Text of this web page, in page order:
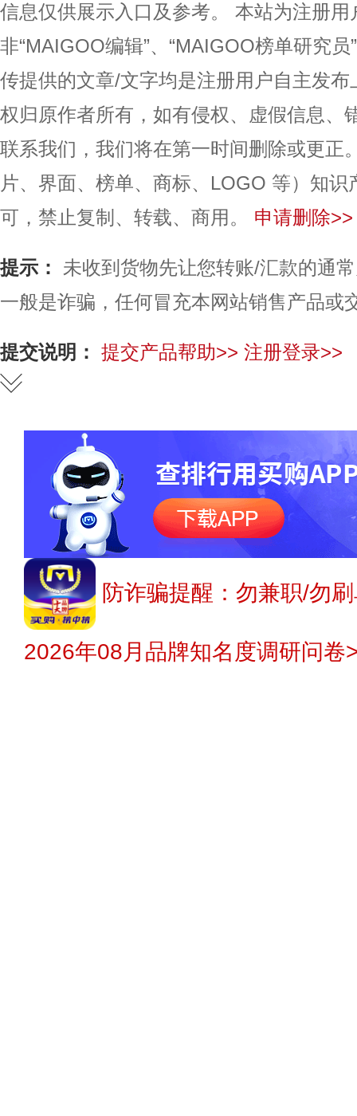
信息仅供展示入口及参考。
本站为注册用
非“MAIGOO编辑”、“MAIGOO榜单研究
传提供的文章/文字均是注册用户自主发
权归原作者所有，如有侵权、虚假信息、
联系我们，我们将在第一时间删除或更正
片、界面、榜单、商标、LOGO 等）知
可，禁止复制、转载、商用。
申请删除>>
提示：
未收到货物先让您转账/汇款的通
一般是诈骗，任何冒充本网站销售产品或
提交说明： 提交产品帮助>> 注册登录>>
防诈骗提醒：勿兼职/勿
2026年08月品牌知名度调研问卷